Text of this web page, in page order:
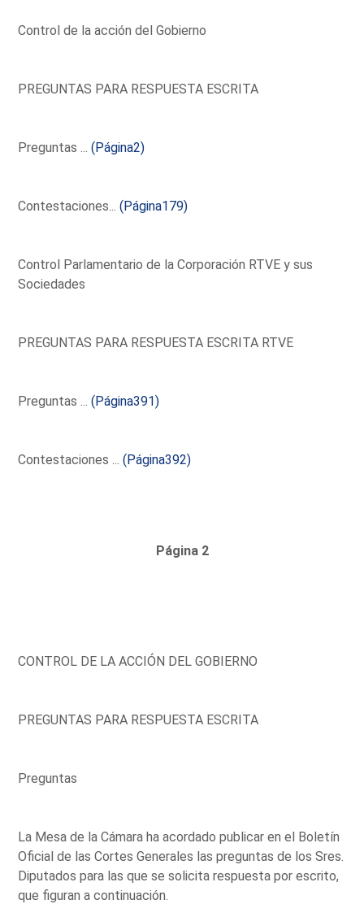
Control de la acción del Gobierno
PREGUNTAS PARA RESPUESTA ESCRITA
Preguntas ...(Página2)
Contestaciones...(Página179)
Control Parlamentario de la Corporación RTVE y sus
Sociedades
PREGUNTAS PARA RESPUESTA ESCRITA RTVE
Preguntas ...(Página391)
Contestaciones ...(Página392)
Página 2
CONTROL DE LA ACCIÓN DEL GOBIERNO
PREGUNTAS PARA RESPUESTA ESCRITA
Preguntas
La Mesa de la Cámara ha acordado publicar en el Boletín
Oficial de las Cortes Generales las preguntas de los Sres.
Diputados para las que se solicita respuesta por escrito,
que figuran a continuación.